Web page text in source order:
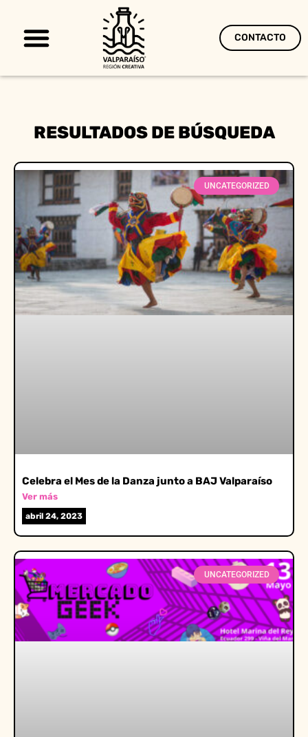
CONTACTO
RESULTADOS DE BÚSQUEDA
UNCATEGORIZED
Celebra el Mes de la Danza junto a BAJ Valparaíso
Ver más
abril 24, 2023
UNCATEGORIZED